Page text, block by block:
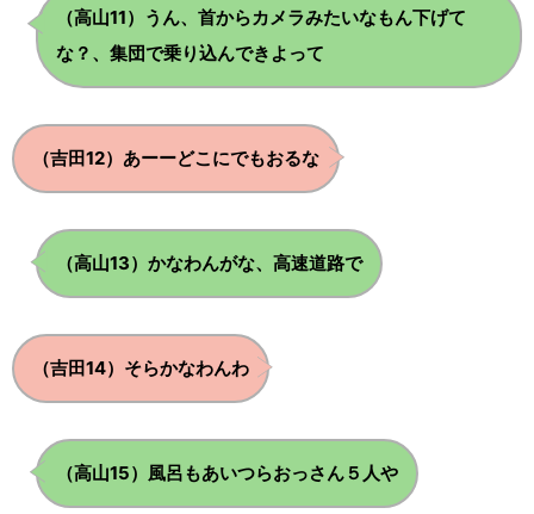
.
（高山11）うん、首からカメラみたいなもん下げて
な？、集団で乗り込んできよって
.
.
（吉田12）あーーどこにでもおるな .
. （高山13）かなわんがな、高速道路で
.
.
（吉田14）そらかなわんわ .
. （高山15）風呂もあいつらおっさん５人や
.